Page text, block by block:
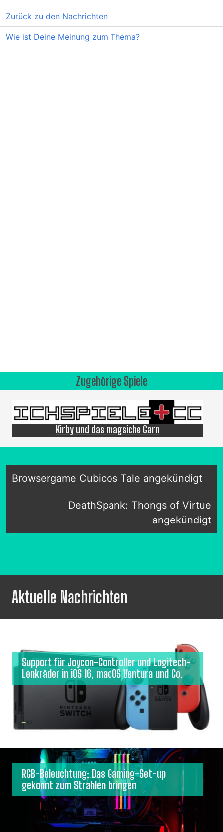
Zurück zu den Nachrichten
Wie ist Deine Meinung zum Thema?
Zugehörige Spiele
Kirby und das magsiche Garn
Browsergame Cubicos Tale angekündigt
DeathSpank: Thongs of Virtue
angekündigt
Aktuelle Nachrichten
Support für Joycon-Controller und Logitech-
Lenkräder in iOS 16, macOS Ventura und Co.
RGB-Beleuchtung: Das Gaming-Set-up
gekonnt zum Strahlen bringen